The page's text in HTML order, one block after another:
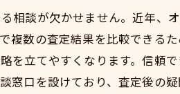
相談が欠かせません。近年、
複数の査定結果を比較できる
を立てやすくなります。信頼
窓口を設けており、査定後の